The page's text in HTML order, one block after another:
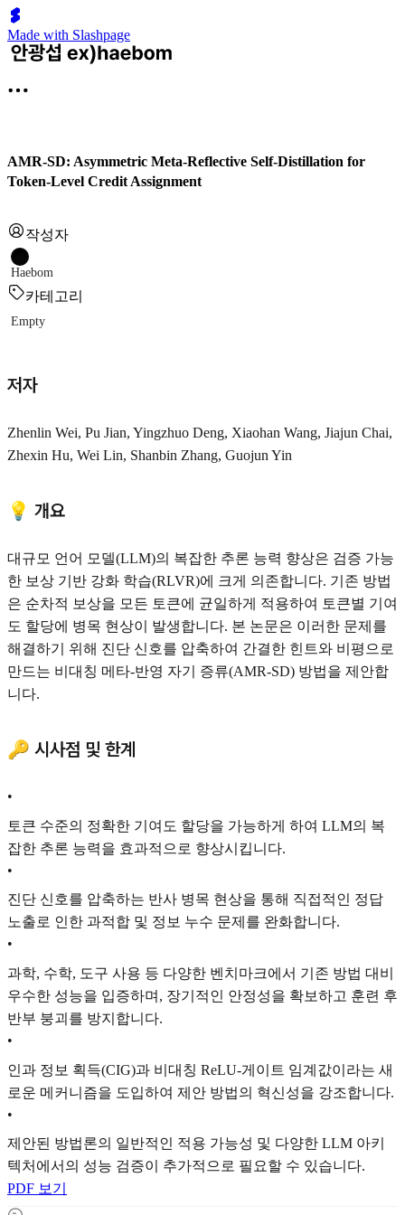
Made with Slashpage
AMR-SD: Asymmetric Meta-Reflective Self-Distillation for
Token-Level Credit Assignment
작성자
Haebom
카테고리
Empty
저자
Zhenlin Wei, Pu Jian, Yingzhuo Deng, Xiaohan Wang, Jiajun Chai,
Zhexin Hu, Wei Lin, Shanbin Zhang, Guojun Yin
💡 개요
대규모 언어 모델(LLM)의 복잡한 추론 능력 향상은 검증 가능
한 보상 기반 강화 학습(RLVR)에 크게 의존합니다. 기존 방법
은 순차적 보상을 모든 토큰에 균일하게 적용하여 토큰별 기여
도 할당에 병목 현상이 발생합니다. 본 논문은 이러한 문제를
해결하기 위해 진단 신호를 압축하여 간결한 힌트와 비평으로
만드는 비대칭 메타-반영 자기 증류(AMR-SD) 방법을 제안합
니다.
🔑 시사점 및 한계
•
토큰 수준의 정확한 기여도 할당을 가능하게 하여 LLM의 복
잡한 추론 능력을 효과적으로 향상시킵니다.
•
진단 신호를 압축하는 반사 병목 현상을 통해 직접적인 정답
노출로 인한 과적합 및 정보 누수 문제를 완화합니다.
•
과학, 수학, 도구 사용 등 다양한 벤치마크에서 기존 방법 대비
우수한 성능을 입증하며, 장기적인 안정성을 확보하고 훈련 후
반부 붕괴를 방지합니다.
•
인과 정보 획득(CIG)과 비대칭 ReLU-게이트 임계값이라는 새
로운 메커니즘을 도입하여 제안 방법의 혁신성을 강조합니다.
•
제안된 방법론의 일반적인 적용 가능성 및 다양한 LLM 아키
텍처에서의 성능 검증이 추가적으로 필요할 수 있습니다.
PDF 보기